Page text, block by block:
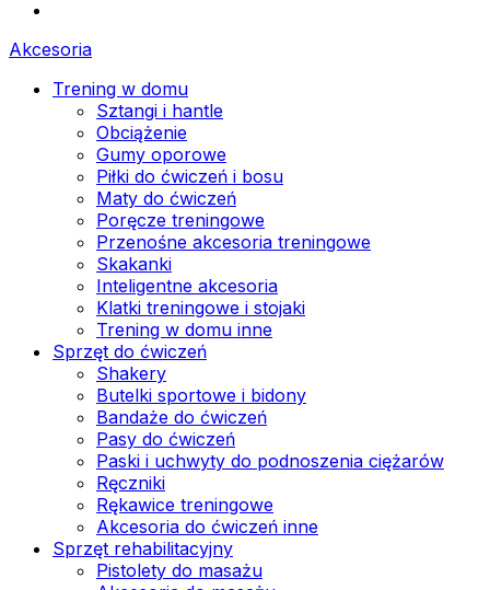
Akcesoria
Trening w domu
Sztangi i hantle
Obciążenie
Gumy oporowe
Piłki do ćwiczeń i bosu
Maty do ćwiczeń
Poręcze treningowe
Przenośne akcesoria treningowe
Skakanki
Inteligentne akcesoria
Klatki treningowe i stojaki
Trening w domu inne
Sprzęt do ćwiczeń
Shakery
Butelki sportowe i bidony
Bandaże do ćwiczeń
Pasy do ćwiczeń
Paski i uchwyty do podnoszenia ciężarów
Ręczniki
Rękawice treningowe
Akcesoria do ćwiczeń inne
Sprzęt rehabilitacyjny
Pistolety do masażu